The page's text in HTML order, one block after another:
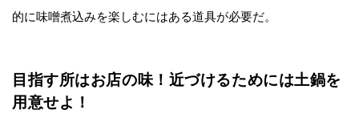
的に味噌煮込みを楽しむにはある道具が必要だ。
目指す所はお店の味！近づけるためには土鍋を
用意せよ！